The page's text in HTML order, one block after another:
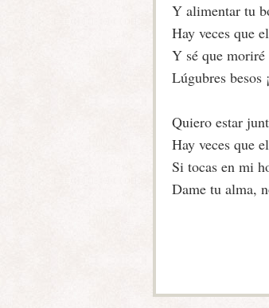
Y alimentar tu
Hay veces que
Y sé que moriré
Lúgubres besos
Quiero estar
Hay veces que
Si tocas en mi
Dame tu alma,